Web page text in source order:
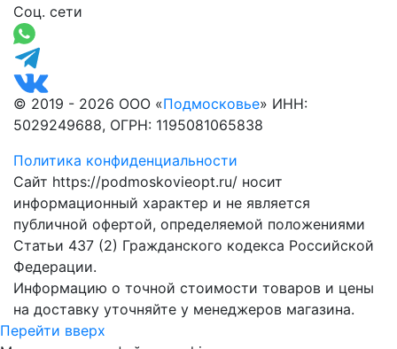
Соц. сети
© 2019 - 2026 ООО «Подмосковье» ИНН:
5029249688, ОГРН: 1195081065838
Политика конфиденциальности
Сайт https://podmoskovieopt.ru/ носит
информационный характер и не является
публичной офертой, определяемой положениями
Статьи 437 (2) Гражданского кодекса Российской
Федерации.
Информацию о точной стоимости товаров и цены
на доставку уточняйте у менеджеров магазина.
Перейти вверх